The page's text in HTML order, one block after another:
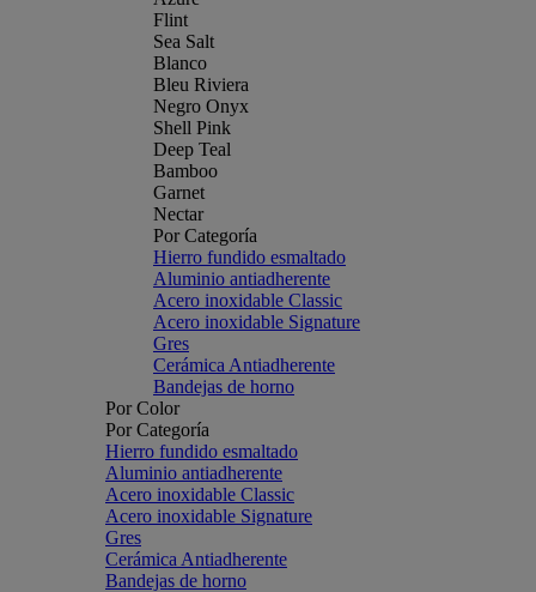
Flint
Sea Salt
Blanco
Bleu Riviera
Negro Onyx
Shell Pink
Deep Teal
Bamboo
Garnet
Nectar
Por Categoría
Hierro fundido esmaltado
Aluminio antiadherente
Acero inoxidable Classic
Acero inoxidable Signature
Gres
Cerámica Antiadherente
Bandejas de horno
Por Color
Por Categoría
Hierro fundido esmaltado
Aluminio antiadherente
Acero inoxidable Classic
Acero inoxidable Signature
Gres
Cerámica Antiadherente
Bandejas de horno